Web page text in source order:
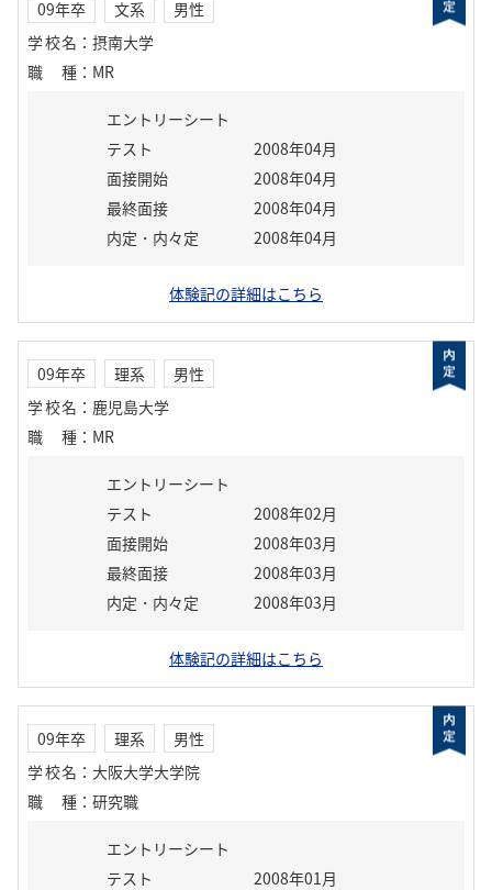
09年卒 文系
男性
学校名 ： 摂南大学
職種 ： MR
エントリーシート
テスト
2008年04月
面接開始
2008年04月
最終面接
2008年04月
内定・内々定
2008年04月
体験記の詳細はこちら
09年卒 理系
男性
学校名 ： 鹿児島大学
職種 ： MR
エントリーシート
テスト
2008年02月
面接開始
2008年03月
最終面接
2008年03月
内定・内々定
2008年03月
体験記の詳細はこちら
09年卒 理系
男性
学校名 ： 大阪大学大学院
職種 ： 研究職
エントリーシート
テスト
2008年01月